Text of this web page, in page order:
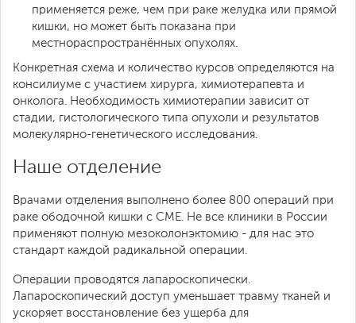
применяется реже, чем при раке желудка или прямой
кишки, но может быть показана при
местнораспространённых опухолях.
Конкретная схема и количество курсов определяются на
консилиуме с участием хирурга, химиотерапевта и
онколога. Необходимость химиотерапии зависит от
стадии, гистологического типа опухоли и результатов
молекулярно-генетического исследования.
Наше отделение
Врачами отделения выполнено более 800 операций при
раке ободочной кишки с CME. Не все клиники в России
применяют полную мезоколонэктомию - для нас это
стандарт каждой радикальной операции.
Операции проводятся лапароскопически.
Лапароскопический доступ уменьшает травму тканей и
ускоряет восстановление без ущерба для